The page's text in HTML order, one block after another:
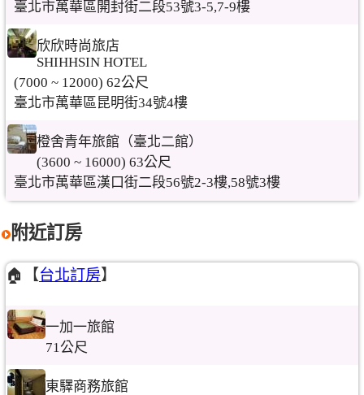
臺北市萬華區開封街二段53號3-5,7-9樓
欣欣時尚旅店
SHIHHSIN HOTEL
(7000 ~ 12000) 62公尺
臺北市萬華區昆明街34號4樓
橙舍青年旅館（臺北二館）
(3600 ~ 16000) 63公尺
臺北市萬華區漢口街二段56號2-3樓,58號3樓
附近訂房
🏠【台北訂房】
一加一旅館
71公尺
東驛商務旅館